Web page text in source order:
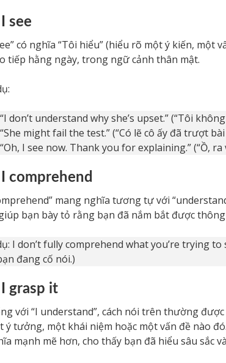
see
có nghĩa “Tôi hiểu” (hiểu rõ một ý kiến, một
tiếp hằng ngày, trong ngữ cảnh thân mật.
“I don’t understand why she’s upset.” (“Tôi
“She might fail the test.” (“Có lẽ cô ấy đã trượt bài
“Oh, I see now. Thank you for explaining.” (“Ồ,
comprehend
mang nghĩa tương tự với
bạn bày tỏ rằng bạn đã nắm bắt được
I don’t fully comprehend what you’re trying
đang cố nói.)
grasp it
với “I understand”, cách nói trên thường
ý tưởng, một khái niệm hoặc một vấn đề nào
mạnh mẽ hơn, cho thấy bạn đã hiểu sâu sắc